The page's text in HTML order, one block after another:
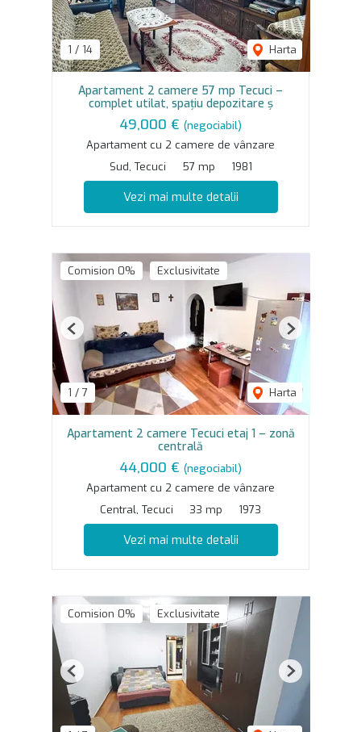
1 / 14 Harta
Apartament 2 camere 57 mp Tecuci –
complet utilat, spațiu depozitare ș
49,000 € (negociabil)
Apartament cu 2 camere de vânzare
Sud, Tecuci
57 mp 1981
Vezi mai multe detalii
Comision 0% Exclusivitate
1 / 7 Harta
Previous Next
Apartament 2 camere Tecuci etaj 1 – zonă
centrală
44,000 € (negociabil)
Apartament cu 2 camere de vânzare
Central, Tecuci
33 mp 1973
Vezi mai multe detalii
Comision 0% Exclusivitate
Previous Next